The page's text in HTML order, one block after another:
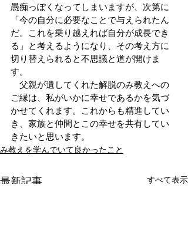
愚痴っぽくなってしまいますが、次第に
「今の自分に必要なことで与えられたん
だ。これを乗り越えれば自分が成長でき
る」と考えるようになり、その考え方に
切り替えられると不思議と道が開けま
す。
父親が遺してくれた解脱のみ教えへの
ご縁は、私がいかに幸せであるかを気づ
かせてくれます。これからも精進してい
き、家族と仲間とこの幸せを共有してい
きたいと思います。
み教えを学んでいて良かったこと
最新記事 すべて表示